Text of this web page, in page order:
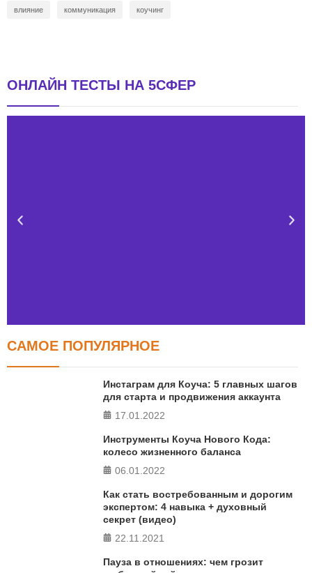
влияние коммуникация коучинг
ОНЛАЙН ТЕСТЫ НА 5СФЕР
Тест FERMI
в 5 главных сферах
САМОЕ ПОПУЛЯРНОЕ
Инстаграм для Коуча: 5 главных шагов
для старта и продвижения аккаунта
17.01.2022
Инструменты Коуча Нового Кода:
колесо жизненного баланса
06.01.2022
Как стать востребованным и дорогим
экспертом: 4 навыка + духовный
секрет (видео)
22.11.2021
Пауза в отношениях: чем грозит